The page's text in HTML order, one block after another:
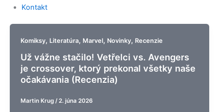
Kontakt
Komiksy, Literatúra, Marvel, Novinky, Recenzie
Už vážne stačilo! Vetřelci vs. Avengers
je crossover, ktorý prekonal všetky naše
očakávania (Recenzia)
Martin Krug / 2. júna 2026